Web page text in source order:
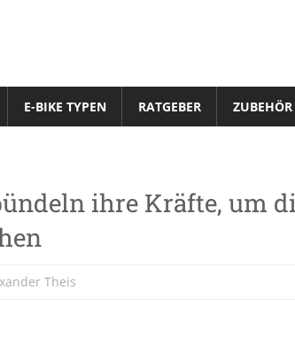
E-BIKE TYPEN RATGEBER ZUBEHÖR
ihre Kräfte, um
Theis